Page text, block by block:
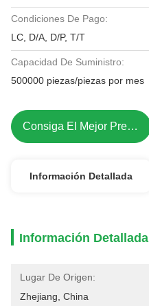
Condiciones De Pago:
LC, D/A, D/P, T/T
Capacidad De Suministro:
500000 piezas/piezas por mes
Consiga El Mejor Precio
Información Detallada
Información Detallada
Lugar De Origen:
Zhejiang, China